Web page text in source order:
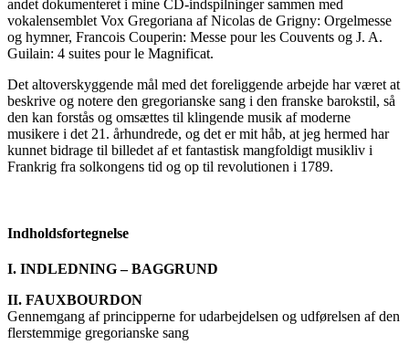
andet dokumenteret i mine CD-indspilninger sammen med
vokalensemblet Vox Gregoriana af Nicolas de Grigny: Orgelmesse
og hymner, Francois Couperin: Messe pour les Couvents og J. A.
Guilain: 4 suites pour le Magnificat.
Det altoverskyggende mål med det foreliggende arbejde har været at
beskrive og notere den gregorianske sang i den franske barokstil, så
den kan forstås og omsættes til klingende musik af moderne
musikere i det 21. århundrede, og det er mit håb, at jeg hermed har
kunnet bidrage til billedet af et fantastisk mangfoldigt musikliv i
Frankrig fra solkongens tid og op til revolutionen i 1789.
Indholdsfortegnelse
I. INDLEDNING – BAGGRUND
II. FAUXBOURDON
Gennemgang af principperne for udarbejdelsen og udførelsen af den
flerstemmige gregorianske sang